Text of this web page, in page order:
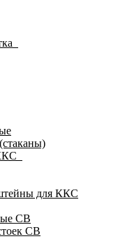
для ККС
СВ
СВ